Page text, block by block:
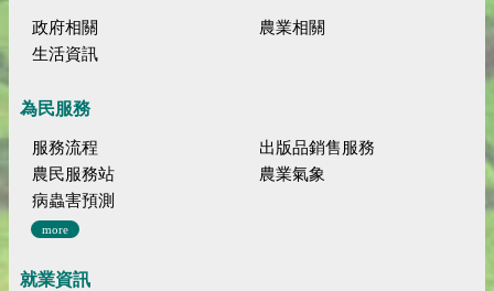
政府相關
農業相關
生活資訊
為民服務
服務流程
出版品銷售服務
農民服務站
農業氣象
病蟲害預測
more
就業資訊